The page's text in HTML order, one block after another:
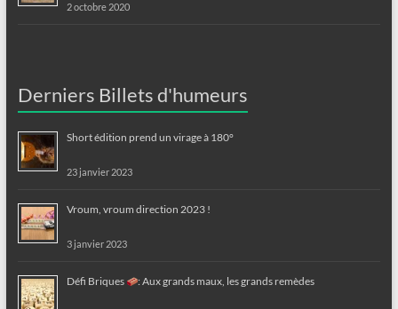
2 octobre 2020
Derniers Billets d'humeurs
Short édition prend un virage à 180°
23 janvier 2023
Vroum, vroum direction 2023 !
3 janvier 2023
Défi Briques : Aux grands maux, les grands remèdes